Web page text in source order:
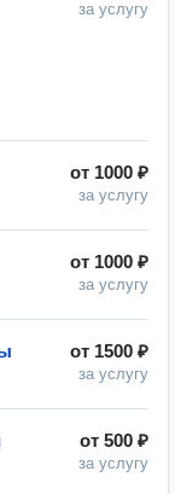
за услугу
от 1000 ₽
за услугу
от 1000 ₽
за услугу
от 1500 ₽
за услугу
от 500 ₽
за услугу